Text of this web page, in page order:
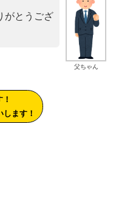
父ちゃん
がとうござ
ます！